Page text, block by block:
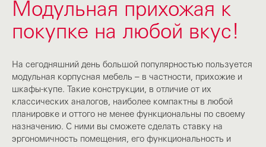
Модульная прихожая к
покупке на любой вкус!
На сегодняшний день большой популярностью пользуется
модульная корпусная мебель – в частности, прихожие и
шкафы-купе. Такие конструкции, в отличие от их
классических аналогов, наиболее компактны в любой
планировке и оттого не менее функциональны по своему
назначению. С ними вы сможете сделать ставку на
эргономичность помещения, его функциональность и